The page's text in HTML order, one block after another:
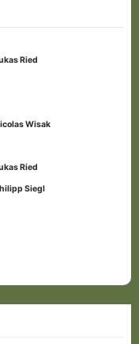
Ried
Wisak
Ried
Siegl